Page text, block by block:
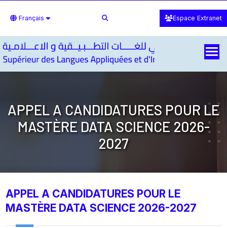
Français Espace Extranet
APPEL A CANDIDATURES POUR LE
MASTÈRE DATA SCIENCE 2026-
2027
APPEL A CANDIDATURES POUR LE
MASTÈRE DATA SCIENCE 2026-2027